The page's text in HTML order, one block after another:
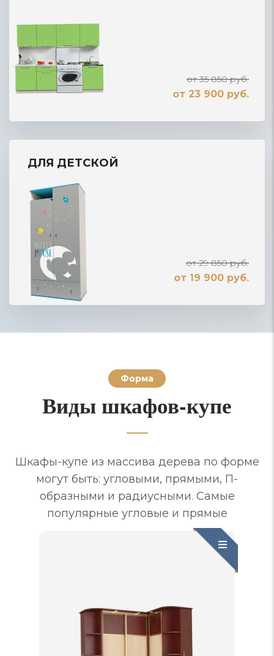
от 35 850 руб.
от 23 900 руб.
ДЛЯ ДЕТСКОЙ
от 29 850 руб.
от 19 900 руб.
Форма
Виды шкафов-купе
Шкафы-купе из массива дерева по форме
могут быть: угловыми, прямыми, П-
образными и радиусными. Самые
популярные угловые и прямые